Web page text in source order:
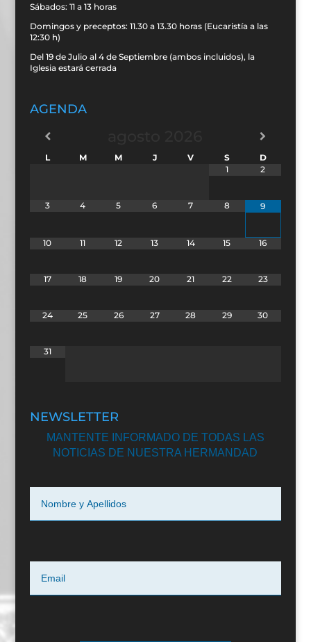
Sábados: 11 a 13 horas
Domingos y preceptos: 11.30 a 13.30 horas (Eucaristía a las
12:30 h)
Del 19 de Julio al 4 de Septiembre (ambos incluidos), la
Iglesia estará cerrada
AGENDA
L M M J V S
D
1
2
3 4 5 6 7 8 9
10 11 12 13 14 15 16
17 18 19 20 21 22 23
24 25 26 27 28 29 30
31
NEWSLETTER
MANTENTE INFORMADO DE TODAS LAS
NOTICIAS DE NUESTRA HERMANDAD